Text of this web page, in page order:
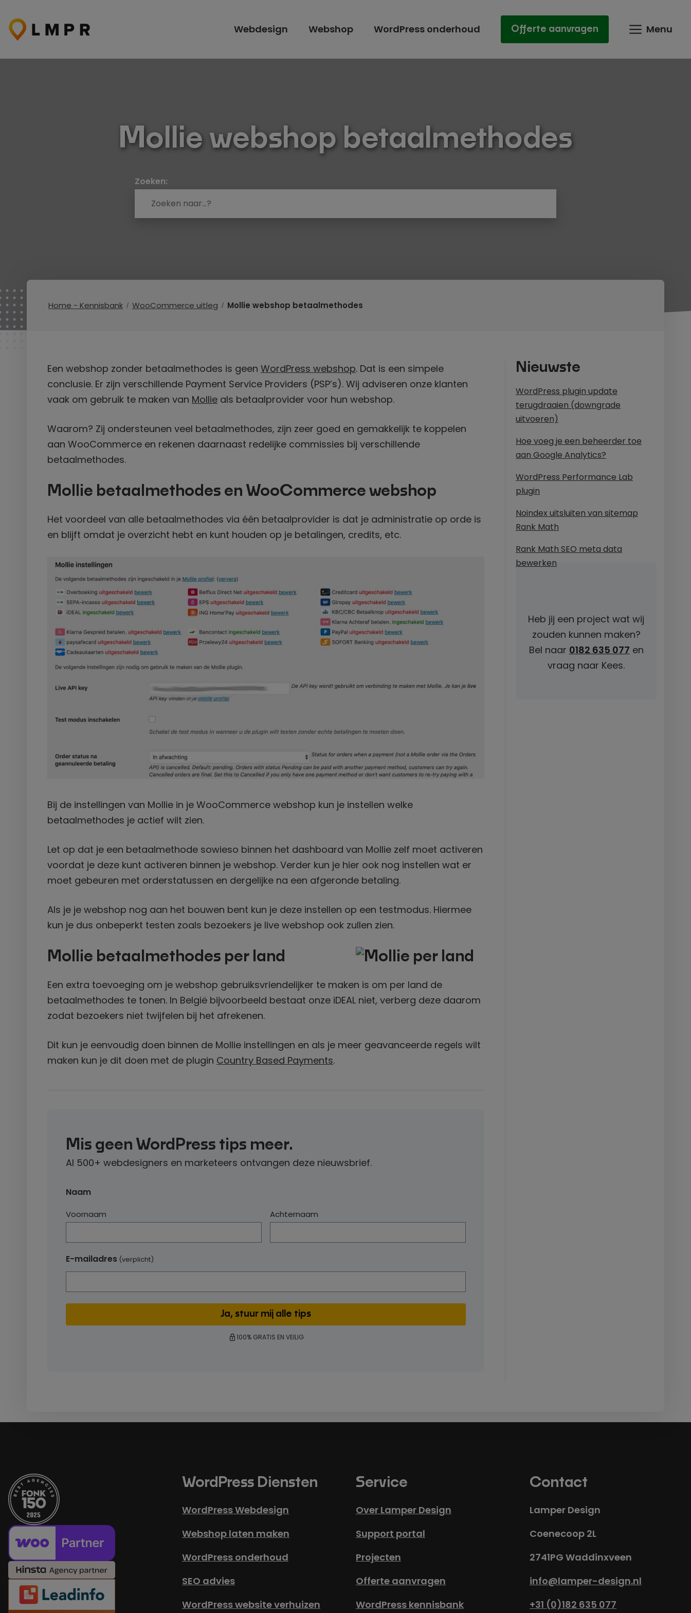
naar
de
Webdesign Webshop WordPress onderhoud Offerte aanvragen Menu
Mollie webshop betaalmethodes
Zoeken:
Home - Kennisbank WooCommerce uitleg Mollie webshop betaalmethodes
Een webshop zonder betaalmethodes is geen WordPress webshop. Dat is een simpele
conclusie. Er zijn verschillende Payment Service Providers (PSP’s). Wij adviseren onze klanten
vaak om gebruik te maken van Mollie als betaalprovider voor hun webshop.
Waarom? Zij ondersteunen veel betaalmethodes, zijn zeer goed en gemakkelijk te koppelen
aan WooCommerce en rekenen daarnaast redelijke commissies bij verschillende
betaalmethodes.
Mollie betaalmethodes en WooCommerce webshop
Het voordeel van alle betaalmethodes via één betaalprovider is dat je administratie op orde is
en blijft omdat je overzicht hebt en kunt houden op je betalingen, credits, etc.
Bij de instellingen van Mollie in je WooCommerce webshop kun je instellen welke
betaalmethodes je actief wilt zien.
Let op dat je een betaalmethode sowieso binnen het dashboard van Mollie zelf moet activeren
voordat je deze kunt activeren binnen je webshop. Verder kun je hier ook nog instellen wat er
moet gebeuren met orderstatussen en dergelijke na een afgeronde betaling.
Als je je webshop nog aan het bouwen bent kun je deze instellen op een testmodus. Hiermee
kun je dus onbeperkt testen zoals bezoekers je live webshop ook zullen zien.
Mollie betaalmethodes per land
Een extra toevoeging om je webshop gebruiksvriendelijker te maken is om per land de
betaalmethodes te tonen. In België bijvoorbeeld bestaat onze iDEAL niet, verberg deze daarom
zodat bezoekers niet twijfelen bij het afrekenen.
Dit kun je eenvoudig doen binnen de Mollie instellingen en als je meer geavanceerde regels wilt
maken kun je dit doen met de plugin Country Based Payments.
Mis geen WordPress tips meer.
Al 500+ webdesigners en marketeers ontvangen deze nieuwsbrief.
Naam
Voornaam Achternaam
E-mailadres (verplicht)
100% GRATIS EN VEILIG
Nieuwste
WordPress plugin update
terugdraaien (downgrade
uitvoeren)
Hoe voeg je een beheerder toe
aan Google Analytics?
WordPress Performance Lab
plugin
Noindex uitsluiten van sitemap
Rank Math
Rank Math SEO meta data
bewerken
Heb jij een project wat wij
zouden kunnen maken?
Bel naar 0182 635 077 en
vraag naar Kees.
WordPress Diensten
WordPress Webdesign
Webshop laten maken
WordPress onderhoud
SEO advies
WordPress website verhuizen
Service
Over Lamper Design
Support portal
Projecten
Offerte aanvragen
WordPress kennisbank
Contact
Lamper Design
Coenecoop 2L
2741PG Waddinxveen
info@lamper-design.nl
+31 (0)182 635 077